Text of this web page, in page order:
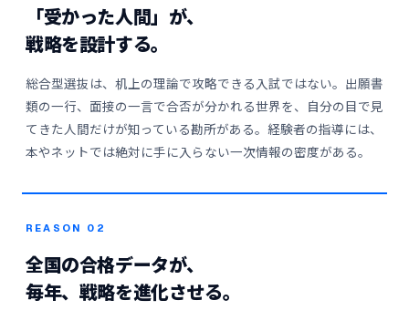
「受かった人間」が、
戦略を設計する。
総合型選抜は、机上の理論で攻略できる入試ではない。出願書
類の一行、面接の一言で合否が分かれる世界を、自分の目で見
てきた人間だけが知っている勘所がある。経験者の指導には、
本やネットでは絶対に手に入らない一次情報の密度がある。
REASON 02
全国の合格データが、
毎年、戦略を進化させる。